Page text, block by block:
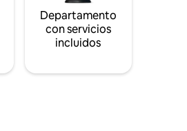
Departamento
con servicios
incluidos